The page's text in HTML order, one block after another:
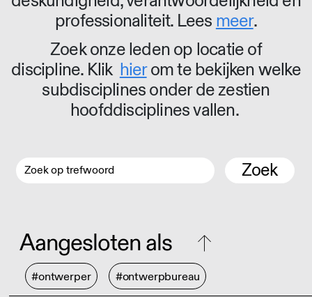
professionaliteit. Lees meer.
Zoek onze leden op locatie of
discipline. Klik hierom te bekijken welke
subdisciplines onder de zestien
hoofddisciplines vallen.
Zoek
Aangesloten als
#ontwerper #ontwerpbureau